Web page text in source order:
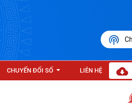
CHUYỂN ĐỔI SỐ LIÊN HỆ